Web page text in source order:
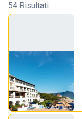
54 Risultati